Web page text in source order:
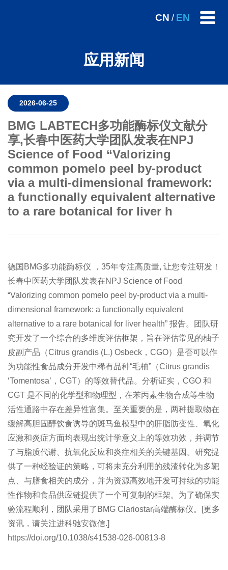
CN / EN
应用新闻
2026-06-25
BMG LABTECH多功能酶标仪文献分
享,长春中医药大学团队发表在NPJ
Science of Food “Valorizing
common pomelo peel by-product
via a multi-dimensional framework:
a functionally equivalent alternative
to a rare botanical for liver h
德国BMG多功能酶标仪 ，35年专注高质量, 让您专注研发！
长春中医药大学团队发表在NPJ Science of Food
“Valorizing common pomelo peel by-product via a multi-
dimensional framework: a functionally equivalent
alternative to a rare botanical for liver health” 报告。团队研
究开发了一个综合的多维度评估框架，旨在评估常见的柚子
皮副产品（Citrus grandis (L.) Osbeck，CGO）是否可以作
为功能性食品成分开发中稀有品种“毛柚”（Citrus grandis
‘Tomentosa’，CGT）的等效替代品。分析证实，CGO 和
CGT 是不同的化学型和物理型，在苯丙素生物合成等生物
活性通路中存在差异性富集。至关重要的是，两种提取物在
缓解高胆固醇饮食诱导的斑马鱼模型中的肝脂肪变性、氧化
应激和炎症方面均表现出统计学意义上的等效功效，并调节
了与脂质代谢、抗氧化反应和炎症相关的关键基因。研究提
供了一种经验证的策略，可将未充分利用的残渣转化为多靶
点、与膳食相关的成分，并为资源高效地开发可持续的功能
性作物和食品供应链提供了一个可复制的框架。为了确保实
验流程顺利，团队采用了BMG Clariostar高端酶标仪。[更多
资讯，请关注进科驰安微信.]
https://doi.org/10.1038/s41538-026-00813-8